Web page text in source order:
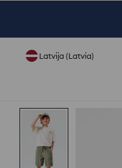
Latvija (Latvia)